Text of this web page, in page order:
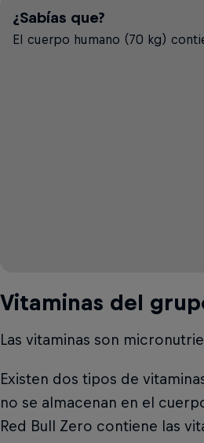
¿Sabías que?
El cuerpo humano (70 kg)
Vitaminas del
Las vitaminas son
Existen dos tipos de
no se almacenan en el
Red Bull Zero contiene las